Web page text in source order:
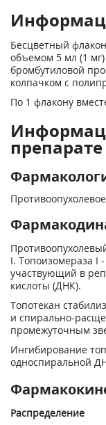
Бесцветный
объемом 5 мл (1
бромбутиловой
колпачком с
По 1 флакону
I. Топоизомераза I
участвующий в
кислоты (ДНК).
Топотекан
и спирально-
промежуточным
Ингибирование
односпиральной
Распределение